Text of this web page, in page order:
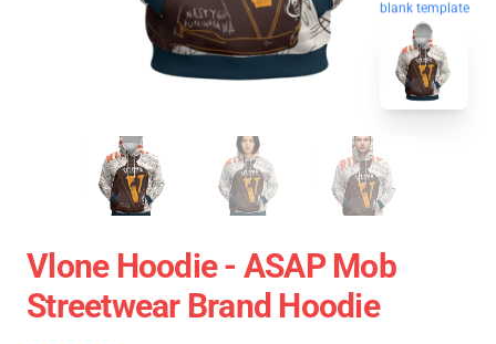
blank template
Vlone Hoodie - ASAP Mob
Streetwear Brand Hoodie